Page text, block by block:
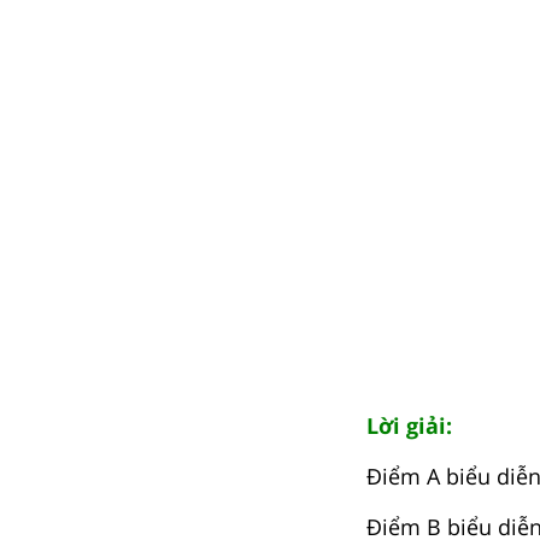
Lời giải:
Điểm A biểu
Điểm B biểu